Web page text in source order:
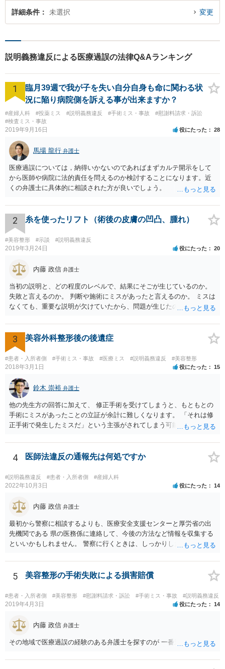
詳細条件 未選択 変更
説明義務違反による医療過誤の法律Q&Aランキング
1
臨月39週で我が子を失い自分自身も命に関わる状
況に陥り病院側を訴える事が出来ますか？
#産婦人科 #投薬ミス #説明義務違反 #手術ミス・事故
#慰謝料請求・訴訟
#検査ミス・事故
2019年9月16日 役にたった 28
馬場 龍行 弁護士
医療過誤については，納得いかないのであればまずカルテ開示をして
から医師や病院に法的責任を問えるのか検討することになります。近
くの弁護士に具体的に相談された方が良いでしょう。
2 糸を使ったリフト（術後の皮膚の凹凸、腫れ）
#美容整形 #示談 #説明義務違反
2019年3月24日 役にたった 20
内藤 政信 弁護士
当初の説明と、どの程度のレベルで、結果にそごが生じているのか。
失敗と言えるのか。 判断や施術にミスがあったと言えるのか。 ミスは
なくても、重要な説明が欠けていたから、問題が生じたのか。 美容整
3 美容外科整形後の後遺症
#患者・入所者側 #手術ミス・事故 #医療ミス #説明義務違反 #美容整形
2018年3月1日 役にたった 15
鈴木 崇裕 弁護士
他の先生方の回答に加えて、 修正手術を受けてしまうと、もともとの
手術にミスがあったことの立証が余計に難しくなります。 「それは修
正手術で発生したミスだ」という主張がされてしまう可能性があるか
検討なさっているのであれば、修正手術を受けるまえに弁護士に相談
して対応を決めることを強くお勧めいたします。
4 医師法違反の通報先は何処ですか
#説明義務違反 #患者・入所者側 #産婦人科
2022年10月3日 役にたった 14
内藤 政信 弁護士
最初から警察に相談するよりも、医療安全支援センターと厚労省の出
先機関である 県の医務係に連絡して、今後の方法など情報を収集する
といいかもしれません。 警察に行くときは、しっかりした被害届ある
5 美容整形の手術失敗による損害賠償
#患者・入所者側 #美容整形 #慰謝料請求・訴訟 #手術ミス・事故 #説明義務違反
2019年4月3日 役にたった 14
内藤 政信 弁護士
その地域で医療過誤の経験のある弁護士を探すのが 一番近道だね。